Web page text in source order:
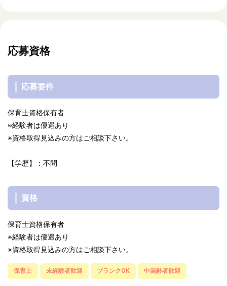
応募資格
応募要件
保育士資格保有者
※経験者は優遇あり
※資格取得見込みの方はご相談下さい。
【学歴】：不問
資格
保育士資格保有者
※経験者は優遇あり
※資格取得見込みの方はご相談下さい。
保育士 未経験者歓迎 ブランクOK 中高齢者歓迎